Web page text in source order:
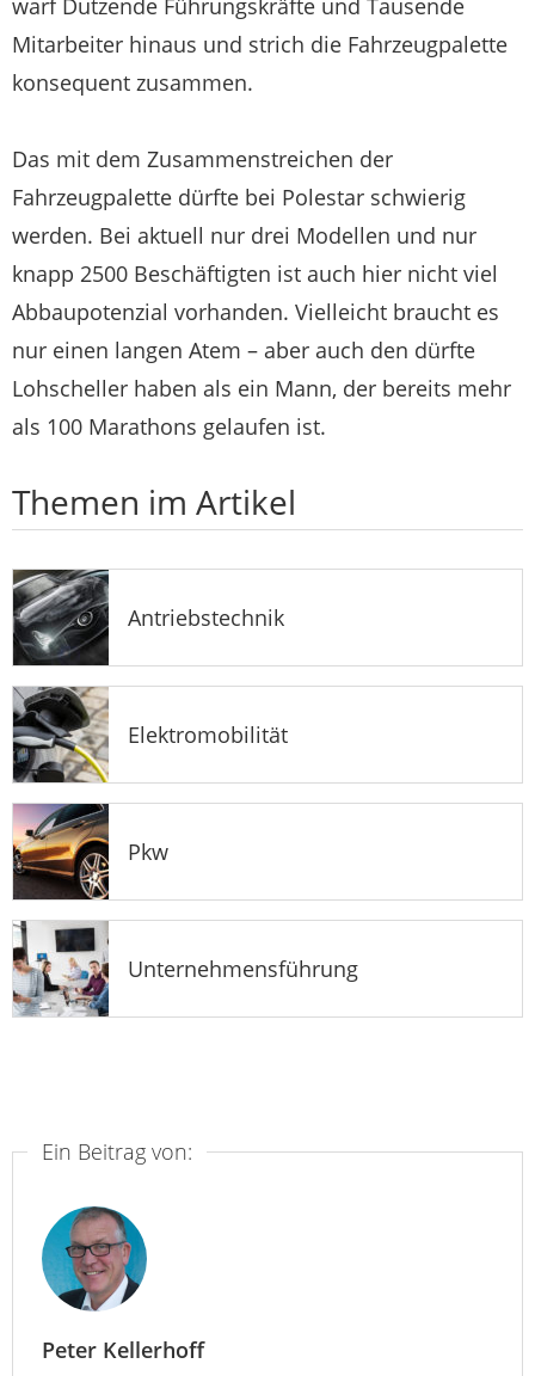
warf Dutzende Führungskräfte und Tausende
Mitarbeiter hinaus und strich die Fahrzeugpalette
konsequent zusammen.
Das mit dem Zusammenstreichen der
Fahrzeugpalette dürfte bei Polestar schwierig
werden. Bei aktuell nur drei Modellen und nur
knapp 2500 Beschäftigten ist auch hier nicht viel
Abbaupotenzial vorhanden. Vielleicht braucht es
nur einen langen Atem – aber auch den dürfte
Lohscheller haben als ein Mann, der bereits mehr
als 100 Marathons gelaufen ist.
Themen im Artikel
Antriebstechnik
Elektromobilität
Pkw
Unternehmensführung
Ein Beitrag von:
Peter Kellerhoff